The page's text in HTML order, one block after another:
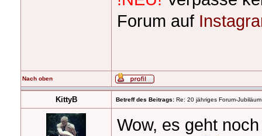
Forum auf
Nach oben
KittyB Betreff des Beitrags: Re: 20 jähriges Forum-
Wow, es geht